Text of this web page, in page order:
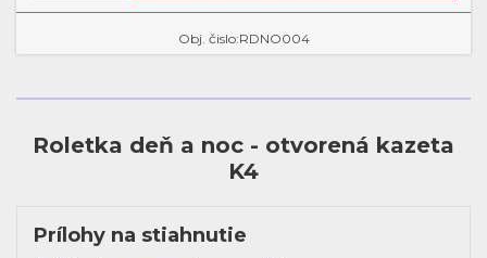
DN213 DN214 DN215 DN216
DN217 DN218
Obj. čislo:RDNO004
Roletka deň a noc - otvorená kazeta
K4
Prílohy na stiahnutie